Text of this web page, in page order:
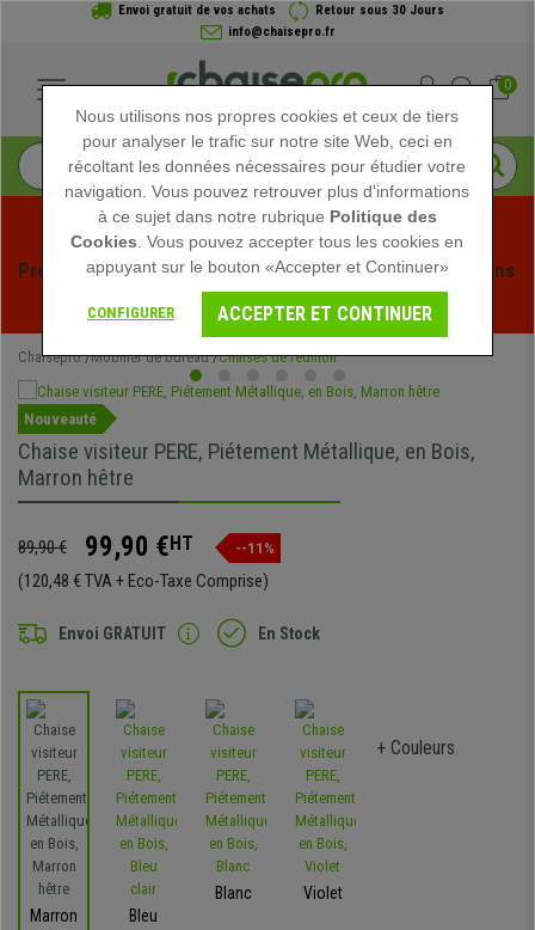
Envoi gratuit de vos achats
Retour sous 30 Jours
info@chaisepro.fr
0
Profitez des soldes d'été chez Chaisepro ! Des réductions
exclusives pour une durée limitée - Voir l'offre
Chaisepro Mobilier de bureau Chaises de réunion
Nouveauté
Chaise visiteur PERE, Piétement Métallique, en Bois,
Marron hêtre
89,90 € 99,90 €HT --11%
(120,48 € TVA + Eco-Taxe Comprise)
Envoi GRATUIT En Stock
Marron
Bleu
Blanc Violet
+ Couleurs
Nous utilisons nos propres cookies et ceux de tiers
pour analyser le trafic sur notre site Web, ceci en
récoltant les données nécessaires pour étudier votre
navigation. Vous pouvez retrouver plus d'informations
à ce sujet dans notre rubrique Politique des
Cookies . Vous pouvez accepter tous les cookies en
appuyant sur le bouton «Accepter et Continuer»
CONFIGURER ACCEPTER ET CONTINUER